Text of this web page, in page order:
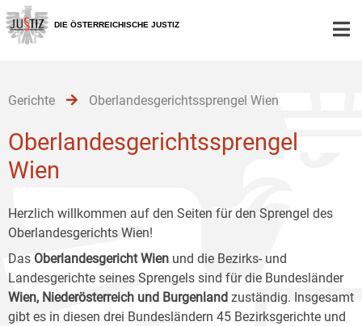
Zur
Hauptnavigation
[1]
Zum
Inhalt
[2]
Zum
Untermenü
[3]
DIE ÖSTERREICHISCHE JUSTIZ
Gerichte Oberlandesgerichtssprengel Wien
Oberlandesgerichtssprengel
Wien
Herzlich willkommen auf den Seiten für den Sprengel des
Oberlandesgerichts Wien!
Das Oberlandesgericht Wien und die Bezirks- und
Landesgerichte seines Sprengels sind für die Bundesländer
Wien, Niederösterreich und Burgenland zuständig. Insgesamt
gibt es in diesen drei Bundesländern 45 Bezirksgerichte und